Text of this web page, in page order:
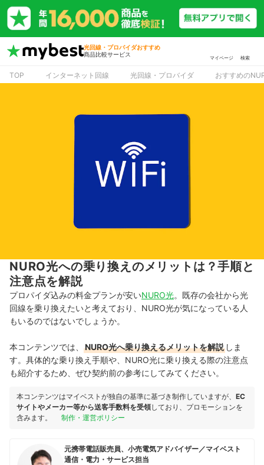
光回線・プロバイダおすすめ
商品比較サービス
マイページ 検索
TOP インターネット回線 光回線・プロバイダ おすすめの
NURO光への乗り換えのメリットは？手順と
注意点を解説
プロパイダ込みの料金プランが安いNURO光。既存の会社から光
回線を乗り換えたいと考えており、NURO光が気になっている人
もいるのではないでしょうか。
本コンテンツでは、 NURO光へ乗り換えるメリットを解説 しま
す。具体的な乗り換え手順や、NURO光に乗り換える際の注意点
も紹介するため、ぜひ契約前の参考にしてみてください。
本コンテンツはマイベストが独自の基準に基づき制作していますが、 EC
サイトやメーカー等から送客手数料を受領しており、プロモーションを
含みます。
制作・運営ポリシー
元携帯電話販売員、小売電気アドバイザー／マイベスト
通信・電力・サービス担当